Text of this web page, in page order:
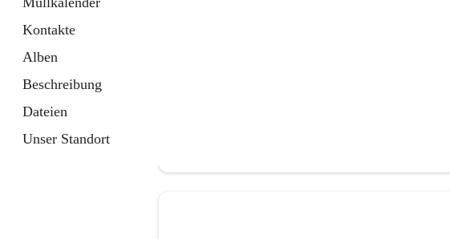
Kontakte
Alben
Beschreibung
Dateien
Unser Standort